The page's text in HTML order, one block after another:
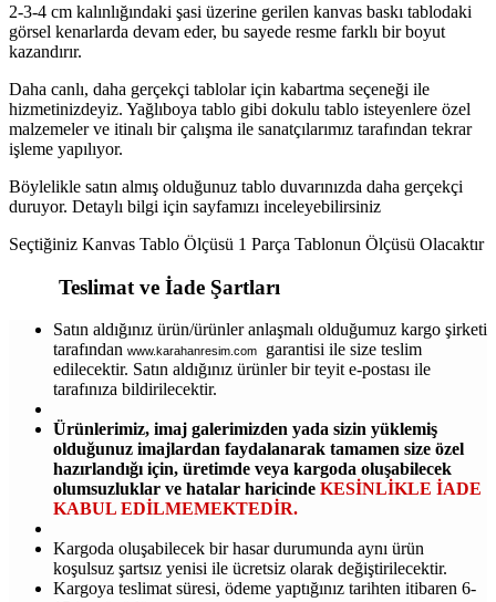
2-3-4 cm kalınlığındaki şasi üzerine gerilen kanvas baskı tablodaki
görsel kenarlarda devam eder, bu sayede resme farklı bir boyut
kazandırır.
Daha canlı, daha gerçekçi tablolar için kabartma seçeneği ile
hizmetinizdeyiz. Yağlıboya tablo gibi dokulu tablo isteyenlere özel
malzemeler ve itinalı bir çalışma ile sanatçılarımız tarafından tekrar
işleme yapılıyor.
Böylelikle satın almış olduğunuz tablo duvarınızda daha gerçekçi
duruyor. Detaylı bilgi için sayfamızı inceleyebilirsiniz
Seçtiğiniz Kanvas Tablo Ölçüsü 1 Parça Tablonun Ölçüsü Olacaktır
Teslimat ve İade Şartları
Satın aldığınız ürün/ürünler anlaşmalı olduğumuz kargo şirketi
tarafından www.karahanresim.com
garantisi ile size teslim
edilecektir. Satın aldığınız ürünler bir teyit e-postası ile
tarafınıza bildirilecektir.
Ürünlerimiz, imaj galerimizden yada sizin yüklemiş
olduğunuz imajlardan faydalanarak tamamen size özel
hazırlandığı için, üretimde veya kargoda oluşabilecek
olumsuzluklar ve hatalar haricinde KESİNLİKLE İADE
KABUL EDİLMEMEKTEDİR.
Kargoda oluşabilecek bir hasar durumunda aynı ürün
koşulsuz şartsız yenisi ile ücretsiz olarak değiştirilecektir.
Kargoya teslimat süresi, ödeme yaptığınız tarihten itibaren 6-